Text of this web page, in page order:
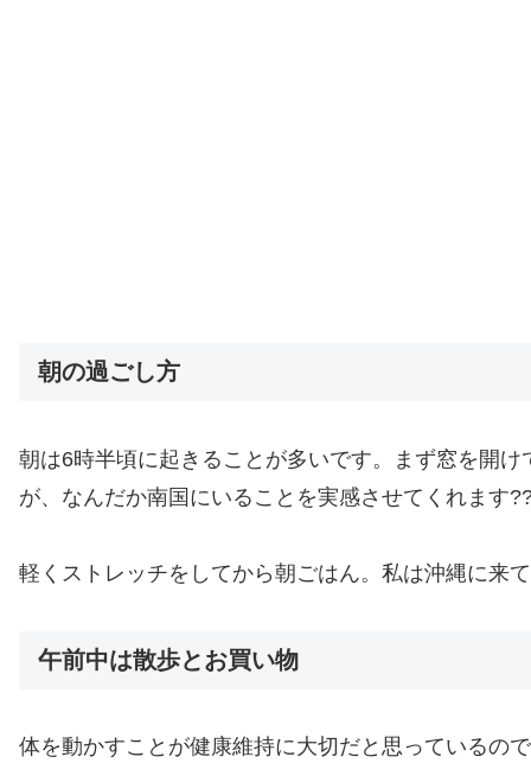
朝の過ごし方
朝は6時半頃に起きることが多いです。まず窓を開
が、なんだか南国にいることを実感させてくれます
軽くストレッチをしてから朝ごはん。私は沖縄に来
午前中は散歩とお買い物
体を動かすことが健康維持に大切だと思っているの